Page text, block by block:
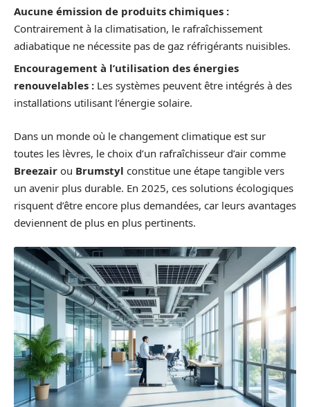
Aucune émission de produits chimiques :
Contrairement à la climatisation, le rafraîchissement
adiabatique ne nécessite pas de gaz réfrigérants nuisibles.
Encouragement à l’utilisation des énergies
renouvelables : Les systèmes peuvent être intégrés à des
installations utilisant l’énergie solaire.
Dans un monde où le changement climatique est sur
toutes les lèvres, le choix d’un rafraîchisseur d’air comme
Breezair ou Brumstyl constitue une étape tangible vers
un avenir plus durable. En 2025, ces solutions écologiques
risquent d’être encore plus demandées, car leurs avantages
deviennent de plus en plus pertinents.